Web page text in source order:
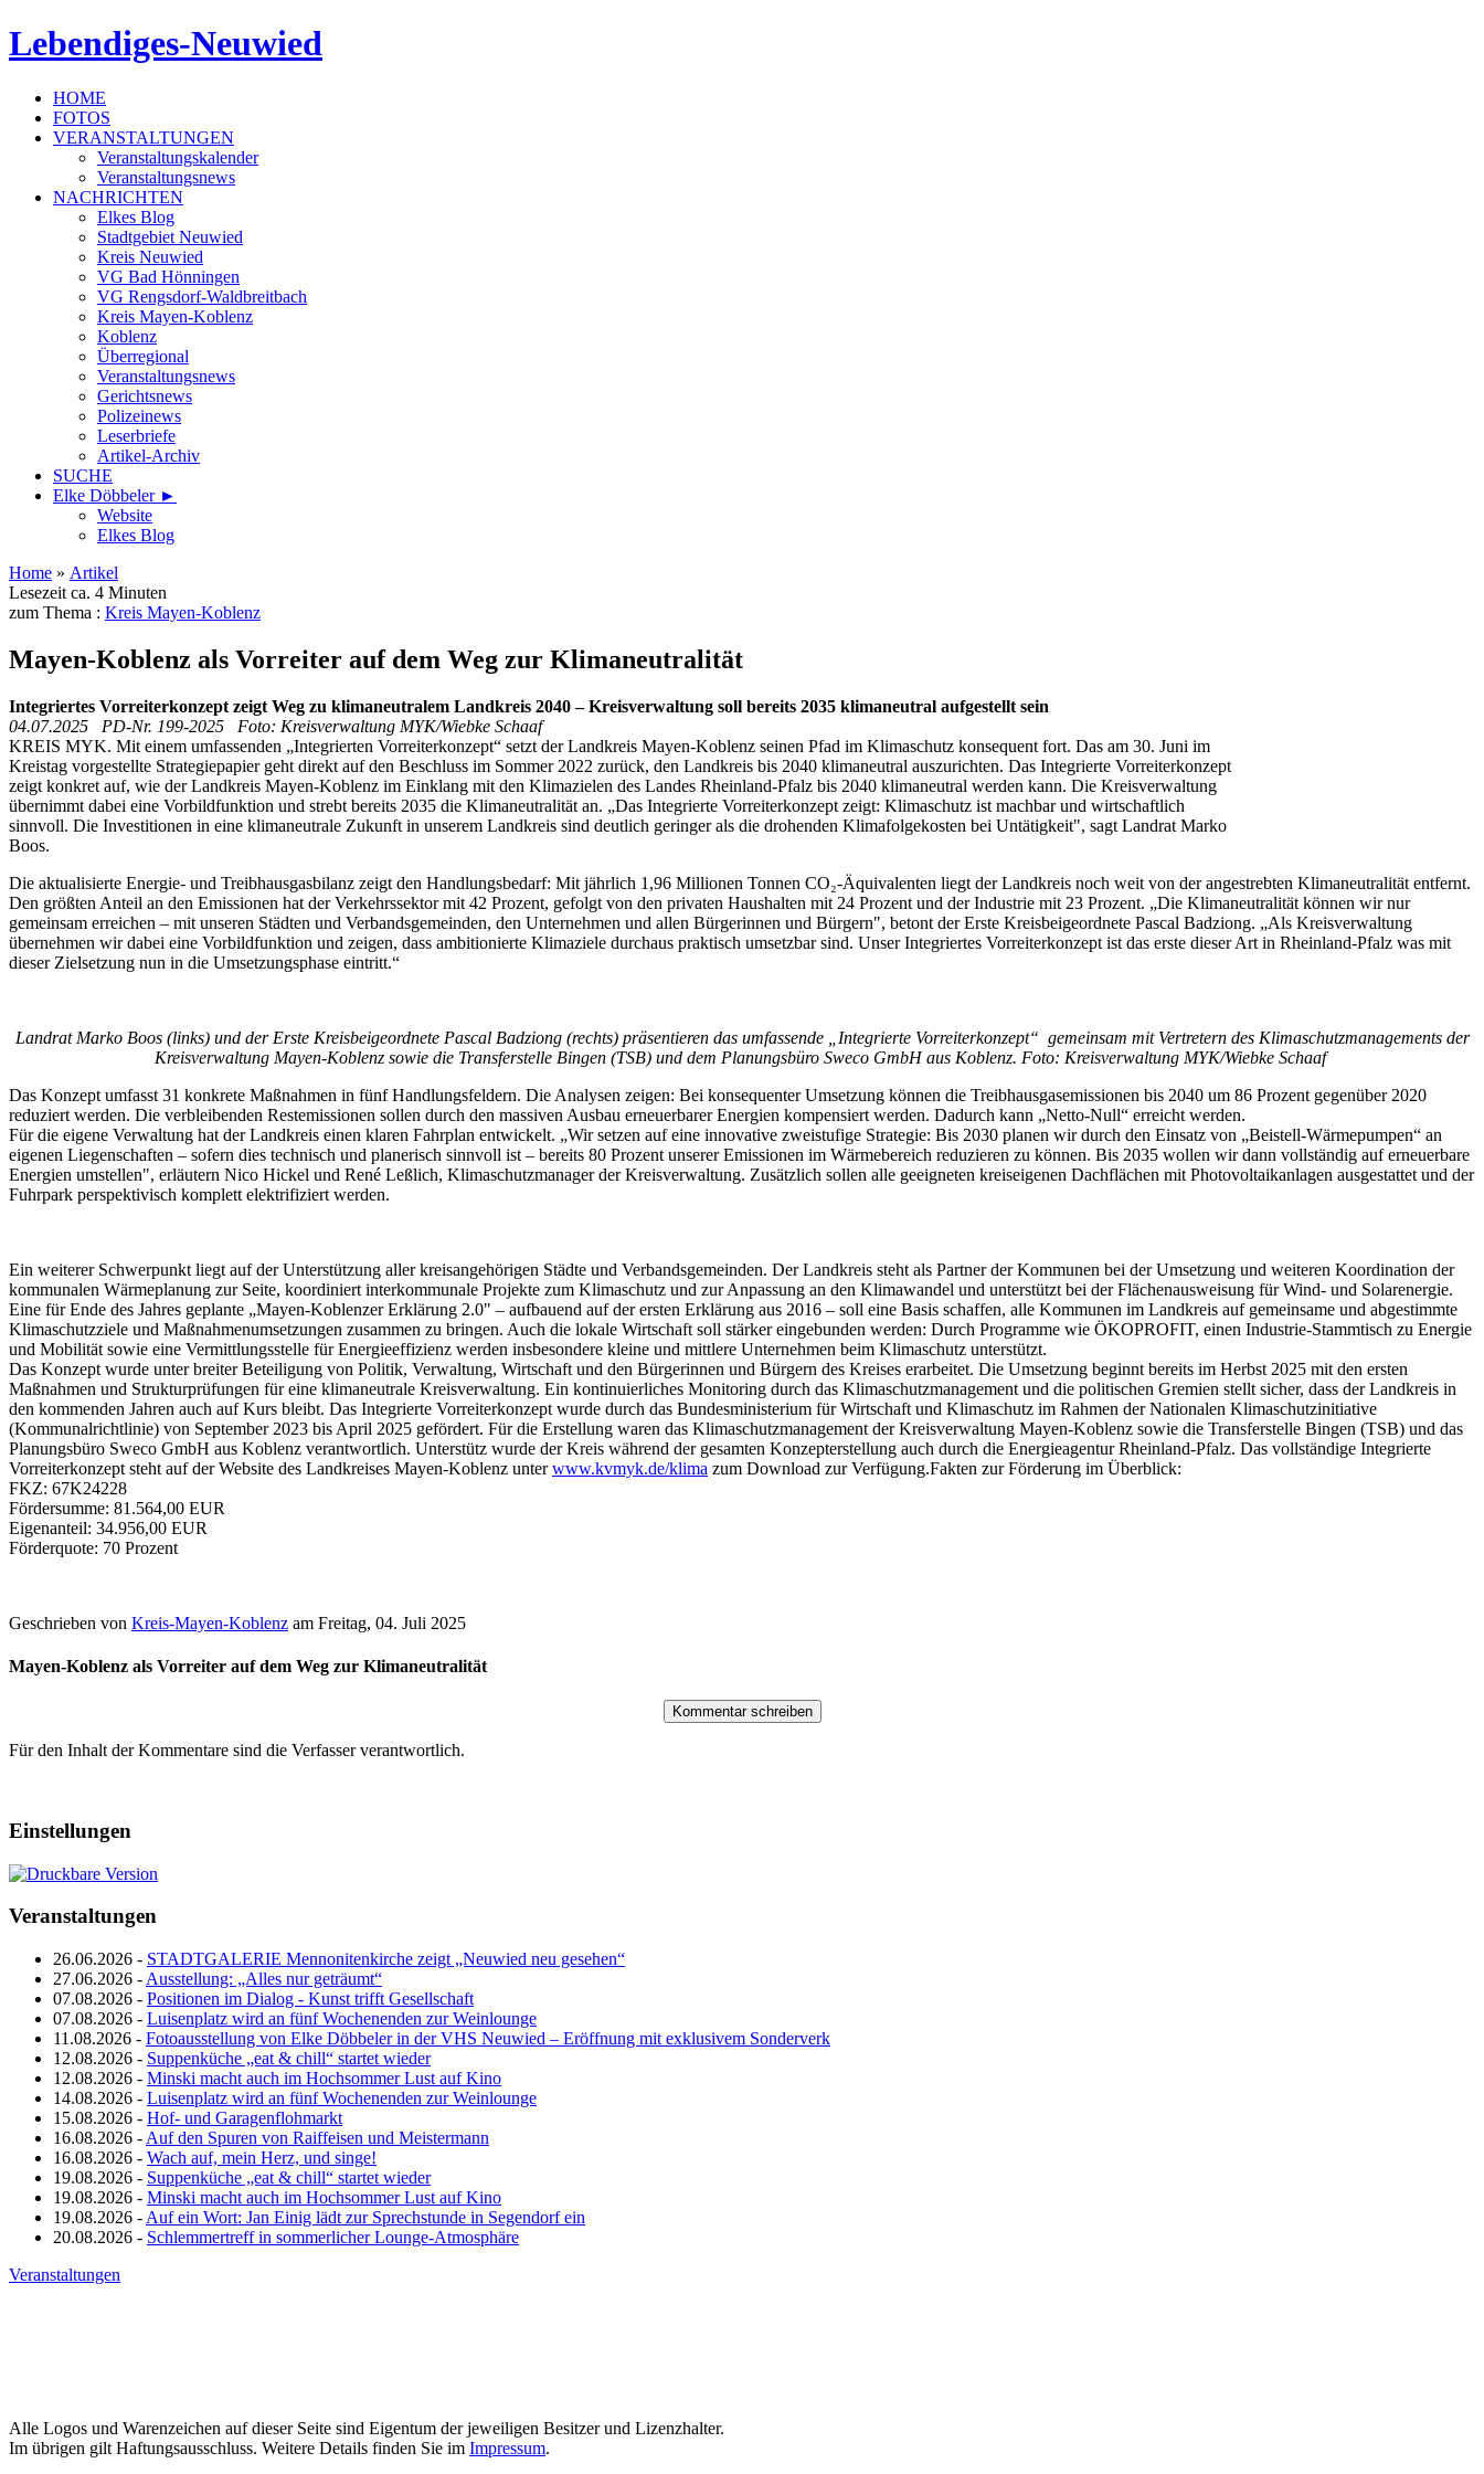
Lebendiges-Neuwied
HOME
FOTOS
VERANSTALTUNGEN
Veranstaltungskalender
Veranstaltungsnews
NACHRICHTEN
Elkes Blog
Stadtgebiet Neuwied
Kreis Neuwied
VG Bad Hönningen
VG Rengsdorf-Waldbreitbach
Kreis Mayen-Koblenz
Koblenz
Überregional
Veranstaltungsnews
Gerichtsnews
Polizeinews
Leserbriefe
Artikel-Archiv
SUCHE
Elke Döbbeler ►
Website
Elkes Blog
Home » Artikel
Lesezeit ca. 4 Minuten
zum Thema : Kreis Mayen-Koblenz
Mayen-Koblenz als Vorreiter auf dem Weg zur Klimaneutralität
Integriertes Vorreiterkonzept zeigt Weg zu klimaneutralem Landkreis 2040 – Kreisverwaltung soll bereits 2035 klimaneutral aufgestellt sein
04.07.2025 PD-Nr. 199-2025 Foto: Kreisverwaltung MYK/Wiebke Schaaf
KREIS MYK. Mit einem umfassenden „Integrierten Vorreiterkonzept“ setzt der Landkreis Mayen-Koblenz seinen Pfad im Klimaschutz konsequent fort. Das am 30. Juni im
Kreistag vorgestellte Strategiepapier geht direkt auf den Beschluss im Sommer 2022 zurück, den Landkreis bis 2040 klimaneutral auszurichten. Das Integrierte Vorreiterkonzept
zeigt konkret auf, wie der Landkreis Mayen-Koblenz im Einklang mit den Klimazielen des Landes Rheinland-Pfalz bis 2040 klimaneutral werden kann. Die Kreisverwaltung
übernimmt dabei eine Vorbildfunktion und strebt bereits 2035 die Klimaneutralität an. „Das Integrierte Vorreiterkonzept zeigt: Klimaschutz ist machbar und wirtschaftlich
sinnvoll. Die Investitionen in eine klimaneutrale Zukunft in unserem Landkreis sind deutlich geringer als die drohenden Klimafolgekosten bei Untätigkeit", sagt Landrat Marko
Boos.
Die aktualisierte Energie- und Treibhausgasbilanz zeigt den Handlungsbedarf: Mit jährlich 1,96 Millionen Tonnen CO₂-Äquivalenten liegt der Landkreis noch weit von der angestrebten Klimaneutralität entfernt.
Den größten Anteil an den Emissionen hat der Verkehrssektor mit 42 Prozent, gefolgt von den privaten Haushalten mit 24 Prozent und der Industrie mit 23 Prozent. „Die Klimaneutralität können wir nur
gemeinsam erreichen – mit unseren Städten und Verbandsgemeinden, den Unternehmen und allen Bürgerinnen und Bürgern", betont der Erste Kreisbeigeordnete Pascal Badziong. „Als Kreisverwaltung
übernehmen wir dabei eine Vorbildfunktion und zeigen, dass ambitionierte Klimaziele durchaus praktisch umsetzbar sind. Unser Integriertes Vorreiterkonzept ist das erste dieser Art in Rheinland-Pfalz was mit
dieser Zielsetzung nun in die Umsetzungsphase eintritt.“
Landrat Marko Boos (links) und der Erste Kreisbeigeordnete Pascal Badziong (rechts) präsentieren das umfassende „Integrierte Vorreiterkonzept“ gemeinsam mit Vertretern des Klimaschutzmanagements der
Kreisverwaltung Mayen-Koblenz sowie die Transferstelle Bingen (TSB) und dem Planungsbüro Sweco GmbH aus Koblenz. Foto: Kreisverwaltung MYK/Wiebke Schaaf
Das Konzept umfasst 31 konkrete Maßnahmen in fünf Handlungsfeldern. Die Analysen zeigen: Bei konsequenter Umsetzung können die Treibhausgasemissionen bis 2040 um 86 Prozent gegenüber 2020
reduziert werden. Die verbleibenden Restemissionen sollen durch den massiven Ausbau erneuerbarer Energien kompensiert werden. Dadurch kann „Netto-Null“ erreicht werden.
Für die eigene Verwaltung hat der Landkreis einen klaren Fahrplan entwickelt. „Wir setzen auf eine innovative zweistufige Strategie: Bis 2030 planen wir durch den Einsatz von „Beistell-Wärmepumpen“ an
eigenen Liegenschaften – sofern dies technisch und planerisch sinnvoll ist – bereits 80 Prozent unserer Emissionen im Wärmebereich reduzieren zu können. Bis 2035 wollen wir dann vollständig auf erneuerbare
Energien umstellen", erläutern Nico Hickel und René Leßlich, Klimaschutzmanager der Kreisverwaltung. Zusätzlich sollen alle geeigneten kreiseigenen Dachflächen mit Photovoltaikanlagen ausgestattet und der
Fuhrpark perspektivisch komplett elektrifiziert werden.
Ein weiterer Schwerpunkt liegt auf der Unterstützung aller kreisangehörigen Städte und Verbandsgemeinden. Der Landkreis steht als Partner der Kommunen bei der Umsetzung und weiteren Koordination der
kommunalen Wärmeplanung zur Seite, koordiniert interkommunale Projekte zum Klimaschutz und zur Anpassung an den Klimawandel und unterstützt bei der Flächenausweisung für Wind- und Solarenergie.
Eine für Ende des Jahres geplante „Mayen-Koblenzer Erklärung 2.0" – aufbauend auf der ersten Erklärung aus 2016 – soll eine Basis schaffen, alle Kommunen im Landkreis auf gemeinsame und abgestimmte
Klimaschutzziele und Maßnahmenumsetzungen zusammen zu bringen. Auch die lokale Wirtschaft soll stärker eingebunden werden: Durch Programme wie ÖKOPROFIT, einen Industrie-Stammtisch zu Energie
und Mobilität sowie eine Vermittlungsstelle für Energieeffizienz werden insbesondere kleine und mittlere Unternehmen beim Klimaschutz unterstützt.
Das Konzept wurde unter breiter Beteiligung von Politik, Verwaltung, Wirtschaft und den Bürgerinnen und Bürgern des Kreises erarbeitet. Die Umsetzung beginnt bereits im Herbst 2025 mit den ersten
Maßnahmen und Strukturprüfungen für eine klimaneutrale Kreisverwaltung. Ein kontinuierliches Monitoring durch das Klimaschutzmanagement und die politischen Gremien stellt sicher, dass der Landkreis in
den kommenden Jahren auch auf Kurs bleibt. Das Integrierte Vorreiterkonzept wurde durch das Bundesministerium für Wirtschaft und Klimaschutz im Rahmen der Nationalen Klimaschutzinitiative
(Kommunalrichtlinie) von September 2023 bis April 2025 gefördert. Für die Erstellung waren das Klimaschutzmanagement der Kreisverwaltung Mayen-Koblenz sowie die Transferstelle Bingen (TSB) und das
Planungsbüro Sweco GmbH aus Koblenz verantwortlich. Unterstütz wurde der Kreis während der gesamten Konzepterstellung auch durch die Energieagentur Rheinland-Pfalz. Das vollständige Integrierte
Vorreiterkonzept steht auf der Website des Landkreises Mayen-Koblenz unterwww.kvmyk.de/klima zum Download zur Verfügung.Fakten zur Förderung im Überblick:
FKZ: 67K24228
Fördersumme: 81.564,00 EUR
Eigenanteil: 34.956,00 EUR
Förderquote: 70 Prozent
Geschrieben von Kreis-Mayen-Koblenz am Freitag, 04. Juli 2025
Mayen-Koblenz als Vorreiter auf dem Weg zur Klimaneutralität
Für den Inhalt der Kommentare sind die Verfasser verantwortlich.
Einstellungen
Veranstaltungen
26.06.2026 - STADTGALERIE Mennonitenkirche zeigt „Neuwied neu gesehen“
27.06.2026 - Ausstellung: „Alles nur geträumt“
07.08.2026 - Positionen im Dialog - Kunst trifft Gesellschaft
07.08.2026 - Luisenplatz wird an fünf Wochenenden zur Weinlounge
11.08.2026 - Fotoausstellung von Elke Döbbeler in der VHS Neuwied – Eröffnung mit exklusivem Sonderverk
12.08.2026 - Suppenküche „eat & chill“ startet wieder
12.08.2026 - Minski macht auch im Hochsommer Lust auf Kino
14.08.2026 - Luisenplatz wird an fünf Wochenenden zur Weinlounge
15.08.2026 - Hof- und Garagenflohmarkt
16.08.2026 - Auf den Spuren von Raiffeisen und Meistermann
16.08.2026 - Wach auf, mein Herz, und singe!
19.08.2026 - Suppenküche „eat & chill“ startet wieder
19.08.2026 - Minski macht auch im Hochsommer Lust auf Kino
19.08.2026 - Auf ein Wort: Jan Einig lädt zur Sprechstunde in Segendorf ein
20.08.2026 - Schlemmertreff in sommerlicher Lounge-Atmosphäre
Veranstaltungen
Alle Logos und Warenzeichen auf dieser Seite sind Eigentum der jeweiligen Besitzer und Lizenzhalter.
Im übrigen gilt Haftungsausschluss. Weitere Details finden Sie im Impressum.